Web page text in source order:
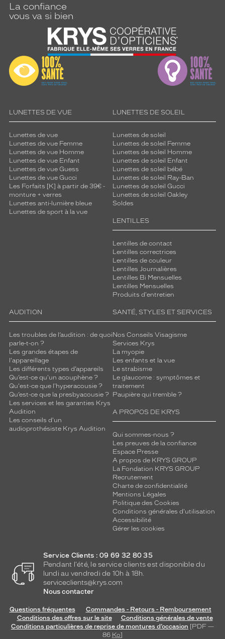
La confiance
vous va si bien
LUNETTES DE VUE
Lunettes de vue
Lunettes de vue Femme
Lunettes de vue Homme
Lunettes de vue Enfant
Lunettes de vue Guess
Lunettes de vue Gucci
Les Forfaits [K] à partir de 39€ -
monture + verres
Lunettes anti-lumière bleue
Lunettes de sport à la vue
LUNETTES DE SOLEIL
Lunettes de soleil
Lunettes de soleil Femme
Lunettes de soleil Homme
Lunettes de soleil Enfant
Lunettes de soleil bébé
Lunettes de soleil Ray-Ban
Lunettes de soleil Gucci
Lunettes de soleil Oakley
Soldes
LENTILLES
Lentilles de contact
Lentilles correctrices
Lentilles de couleur
Lentilles Journalières
Lentilles Bi Mensuelles
Lentilles Mensuelles
Produits d'entretien
AUDITION
Les troubles de l’audition : de quoi
parle-t-on ?
Les grandes étapes de
l'appareillage
Les différents types d’appareils
Qu’est-ce qu'un acouphène ?
Qu'est-ce que l'hyperacousie ?
Qu’est-ce que la presbyacousie ?
Les services et les garanties Krys
Audition
Les conseils d'un
audioprothésiste Krys Audition
SANTÉ, STYLES ET SERVICES
Nos Conseils Visagisme
Services Krys
La myopie
Les enfants et la vue
Le strabisme
Le glaucome : symptômes et
traitement
Paupière qui tremble ?
A PROPOS DE KRYS
Qui sommes-nous ?
Les preuves de la confiance
Espace Presse
A propos de KRYS GROUP
La Fondation KRYS GROUP
Recrutement
Charte de confidentialité
Mentions Légales
Politique des Cookies
Conditions générales d'utilisation
Accessibilité
Gérer les cookies
Service Clients : 09 69 32 80 35
Pendant l'été, le service clients est disponible du
lundi au vendredi de 10h à 18h.
serviceclients@krys.com
Nous contacter
Questions fréquentes
Commandes - Retours - Remboursement
Conditions des offres sur le site
Conditions générales de vente
Conditions particulières de reprise de montures d’occasion [PDF —
86 Ko]